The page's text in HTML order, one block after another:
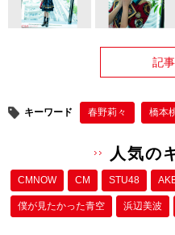
記
キーワード 春野莉々 橋本
人気の
CMNOW CM STU48
僕が⾒たかった⻘空 浜辺美波